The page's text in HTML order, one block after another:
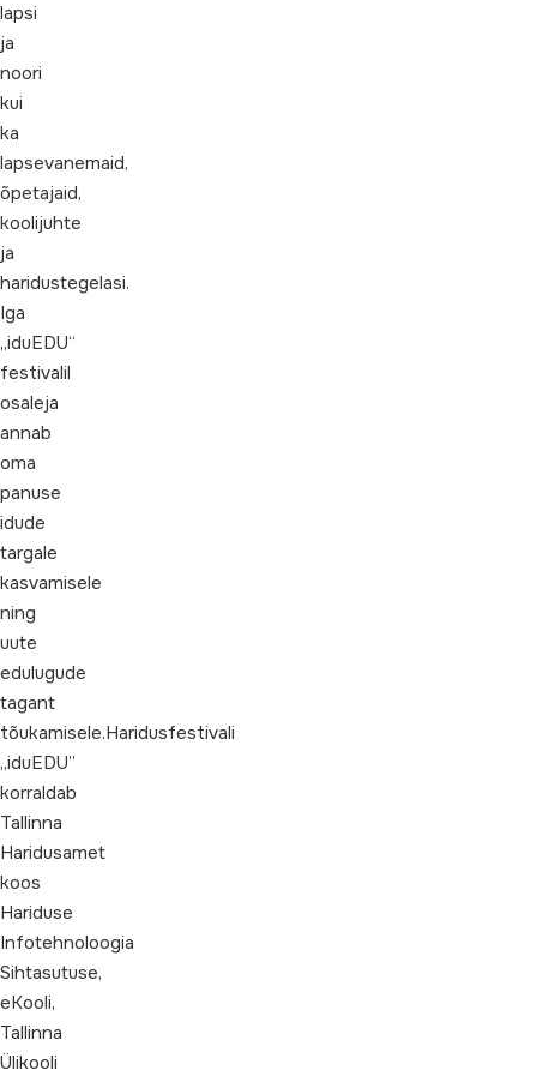
lapsi
ja
noori
kui
ka
lapsevanemaid,
õpetajaid,
koolijuhte
ja
haridustegelasi.
Iga
„iduEDU“
festivalil
osaleja
annab
oma
panuse
idude
targale
kasvamisele
ning
uute
edulugude
tagant
tõukamisele.Haridusfestivali
„iduEDU”
korraldab
Tallinna
Haridusamet
koos
Hariduse
Infotehnoloogia
Sihtasutuse,
eKooli,
Tallinna
Ülikooli